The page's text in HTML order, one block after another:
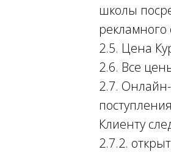
школы
2.5. Цена
2.6. Все
2.7.
Клиенту
2.7.2.